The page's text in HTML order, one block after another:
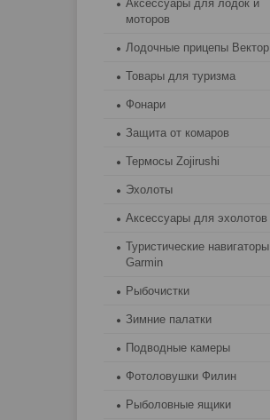
Аксессуары для лодок и
моторов
Лодочные прицепы Вектор
Товары для туризма
Фонари
Защита от комаров
Термосы Zojirushi
Эхолоты
Аксессуары для эхолотов
Туристические навигаторы
Garmin
Рыбочистки
Зимние палатки
Подводные камеры
Фотоловушки Филин
Рыболовные ящики